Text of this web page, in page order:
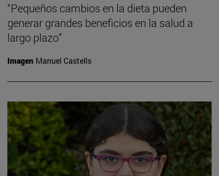
“Pequeños cambios en la dieta pueden
generar grandes beneficios en la salud a
largo plazo”
Imagen Manuel Castells